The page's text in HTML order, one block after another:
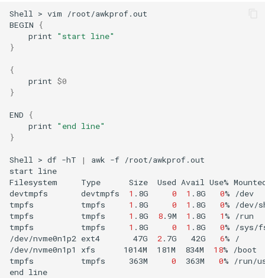
Shell > vim
/root/awkprof.out
BEGIN
{
print
"start line"
}
{
print $0
}
END
{
print
"end line"
}
Shell > df -hT | awk -f /root/awkprof.out
start line
Filesystem
Type Size Used Avail Use%
devtmpfs
devtmpfs 1 .8G 0 1 .8G 0%
/dev
tmpfs
tmpfs 1 .8G 0 1 .8G 0%
/dev/
tmpfs
tmpfs 1 .8G 8.9M 1 .8G 1%
/run
tmpfs
tmpfs 1 .8G 0 1 .8G 0%
/sys/
/dev/nvme0n1p2 ext4 47G 2 .7G 42G 6%
/
/dev/nvme0n1p1
xfs 1014M 181M 834M 18%
/boot
tmpfs
tmpfs 363M 0 363M 0%
/run/
end